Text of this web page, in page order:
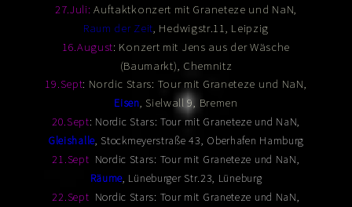
27.Juli: Auftaktkonzert mit Graneteze und NaN,
Raum der Zeit , Hedwigstr.11, Leipzig
16.August: Konzert mit Jens aus der Wäsche
(Baumarkt), Chemnitz
19.Sept: Nordic Stars: Tour mit Graneteze und NaN,
Eisen , Sielwall 9, Bremen
20.Sept: Nordic Stars: Tour mit Graneteze und NaN,
Gleishalle, Stockmeyerstraße 43, Oberhafen Hamburg
21.Sept Nordic Stars: Tour mit Graneteze und NaN,
Räume, Lüneburger Str.23, Lüneburg
22.Sept Nordic Stars: Tour mit Graneteze und NaN,